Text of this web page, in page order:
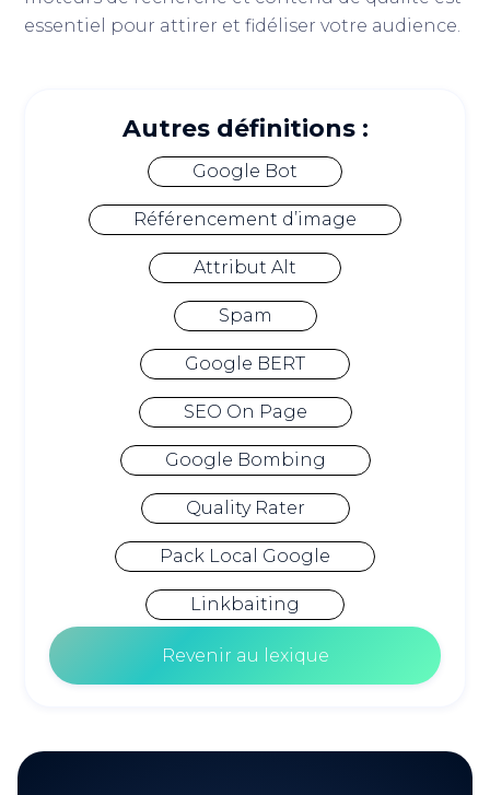
essentiel pour attirer et fidéliser votre audience.
Autres définitions :
Google Bot
Référencement d’image
Attribut Alt
Spam
Google BERT
SEO On Page
Google Bombing
Quality Rater
Pack Local Google
Linkbaiting
Revenir au lexique